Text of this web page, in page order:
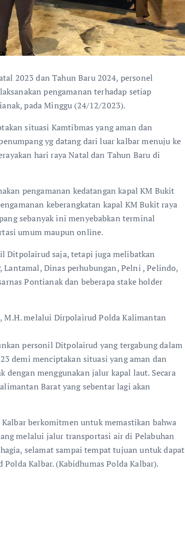
2023 dan Tahun Baru 2024, personel
pengamanan terhadap setiap
pada Minggu (24/12/2023).
situasi Kamtibmas yang aman dan
yg datang dari luar kalbar menuju ke
hari raya Natal dan Tahun Baru di
pengamanan kedatangan kapal KM Bukit
keberangkatan kapal KM Bukit raya
sebanyak ini menyebabkan terminal
umum maupun online.
Ditpolairud saja, tetapi juga melibatkan
Dinas perhubungan, Pelni , Pelindo,
Pontianak dan beberapa stake holder
melalui Dirpolairud Polda Kalimantan
personil Ditpolairud yang tergabung dalam
demi menciptakan situasi yang aman dan
dengan menggunakan jalur kapal laut. Secara
Barat yang sebentar lagi akan
berkomitmen untuk memastikan bahwa
melalui jalur transportasi air di Pelabuhan
selamat sampai tempat tujuan untuk dapat
Kalbar. (Kabidhumas Polda Kalbar).